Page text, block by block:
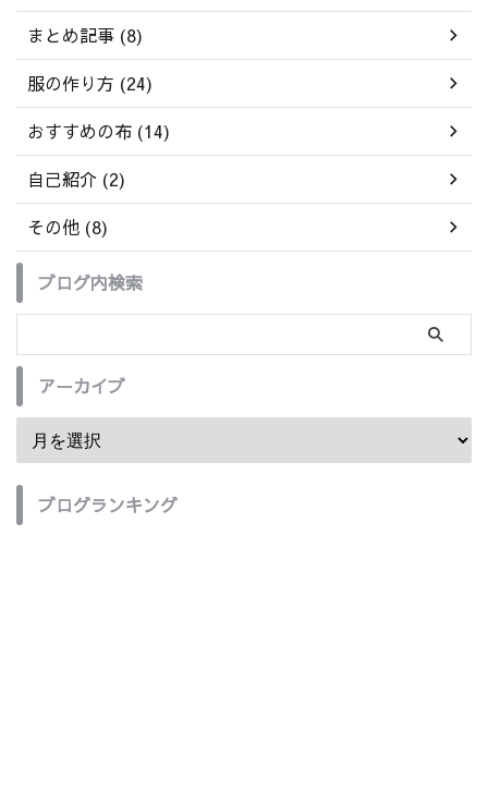
まとめ記事 (8)
服の作り方 (24)
おすすめの布 (14)
自己紹介 (2)
その他 (8)
ブログ内検索
アーカイブ
ブログランキング